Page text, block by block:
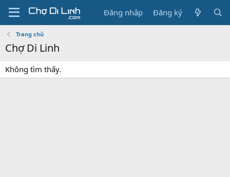
Đăng nhập Đăng ký
Trang chủ
Chợ Di Linh
Không tìm thấy.